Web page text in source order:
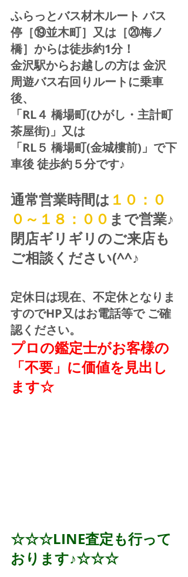
ふらっとバス材木ルート バス
停［⑲並木町］又は［⑳梅ノ
橋］からは徒歩約1分！
金沢駅からお越しの方は 金沢
周遊バス右回りルートに乗車
後、
「RL４ 橋場町(ひがし・主計町
茶屋街)」又は
「RL５ 橋場町(金城樓前)」で下
車後 徒歩約５分です♪
通常営業時間は １０：０
０～１８：００ まで営業♪
閉店ギリギリのご来店も
ご相談ください(^^♪
定休日は現在、不定休となりま
すのでHP又はお電話等で ご確
認ください。
プロの鑑定士がお客様の
「不要」に価値を見出し
ます☆
☆☆☆LINE査定も行って
おります♪☆☆☆